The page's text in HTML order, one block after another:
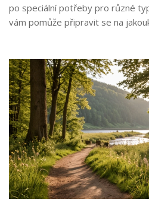
po speciální potřeby pro různé
vám pomůže připravit se na